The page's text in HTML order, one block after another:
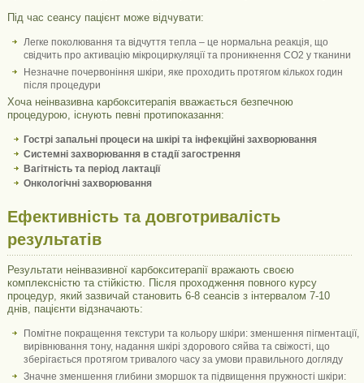
Під час сеансу пацієнт може відчувати:
Легке поколювання та відчуття тепла – це нормальна реакція, що
свідчить про активацію мікроциркуляції та проникнення CO2 у тканини
Незначне почервоніння шкіри, яке проходить протягом кількох годин
після процедури
Хоча неінвазивна карбокситерапія вважається безпечною
процедурою, існують певні протипоказання:
Гострі запальні процеси на шкірі та інфекційні захворювання
Системні захворювання в стадії загострення
Вагітність та період лактації
Онкологічні захворювання
Ефективність та довготривалість
результатів
Результати неінвазивної карбокситерапії вражають своєю
комплексністю та стійкістю. Після проходження повного курсу
процедур, який зазвичай становить 6-8 сеансів з інтервалом 7-10
днів, пацієнти відзначають:
Помітне покращення текстури та кольору шкіри: зменшення пігментації,
вирівнювання тону, надання шкірі здорового сяйва та свіжості, що
зберігається протягом тривалого часу за умови правильного догляду
Значне зменшення глибини зморшок та підвищення пружності шкіри: